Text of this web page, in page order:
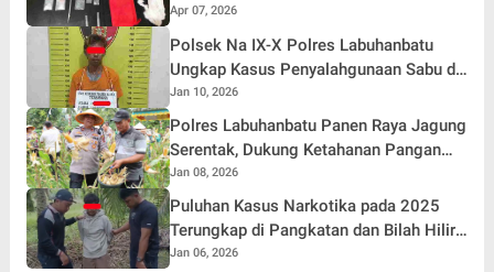
1,53 Gram Sabu Disita
Apr 07, 2026
Polsek Na IX-X Polres Labuhanbatu
Ungkap Kasus Penyalahgunaan Sabu di
Aek Kota Batu
Jan 10, 2026
Polres Labuhanbatu Panen Raya Jagung
Serentak, Dukung Ketahanan Pangan
Nasional 2026
Jan 08, 2026
Puluhan Kasus Narkotika pada 2025
Terungkap di Pangkatan dan Bilah Hilir,
Polres Labuhanbatu Tegas Berantas
Jan 06, 2026